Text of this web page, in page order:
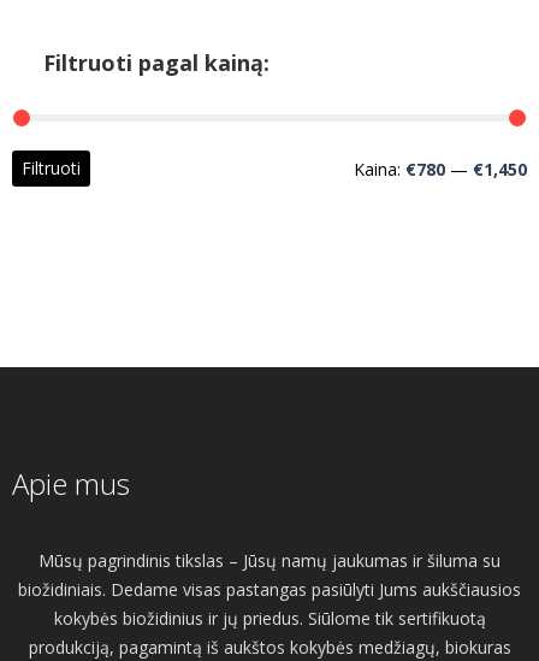
Filtruoti pagal kainą:
Filtruoti Kaina: €780 — €1,450
Apie mus
Mūsų pagrindinis tikslas – Jūsų namų jaukumas ir šiluma su
biožidiniais. Dedame visas pastangas pasiūlyti Jums aukščiausios
kokybės biožidinius ir jų priedus. Siūlome tik sertifikuotą
produkciją, pagamintą iš aukštos kokybės medžiagų, biokuras